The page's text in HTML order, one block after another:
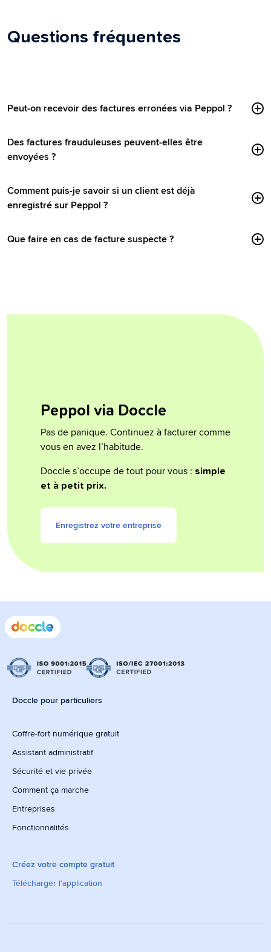
Questions fréquentes
Peut-on recevoir des factures erronées via Peppol ?
Des factures frauduleuses peuvent-elles être
envoyées ?
Comment puis-je savoir si un client est déjà
enregistré sur Peppol ?
Que faire en cas de facture suspecte ?
Peppol via Doccle
Pas de panique. Continuez à facturer comme
vous en avez l’habitude.
Doccle s’occupe de tout pour vous : simple
et à petit prix.
Enregistrez votre entreprise
Doccle pour particuliers
Coffre-fort numérique gratuit
Assistant administratif
Sécurité et vie privée
Comment ça marche
Entreprises
Fonctionnalités
Créez votre compte gratuit
Télécharger l’application